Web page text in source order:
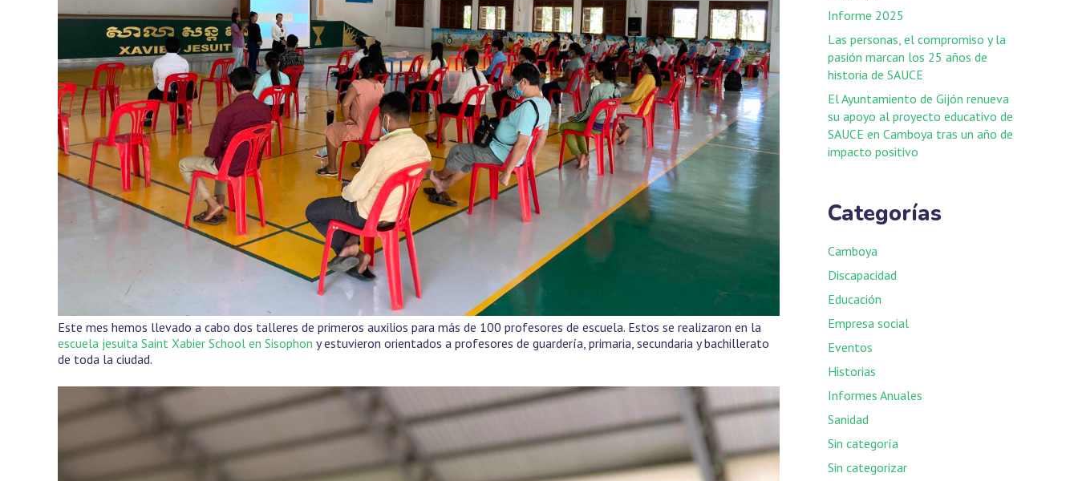
Este mes hemos llevado a cabo dos talleres de primeros auxilios para más de 100 profesores de escuela. Estos se realizaron en la
escuela jesuita Saint Xabier School en Sisophon y estuvieron orientados a profesores de guardería, primaria, secundaria y bachillerato
de toda la ciudad.
Informe 2025
Las personas, el compromiso y la
pasión marcan los 25 años de
historia de SAUCE
El Ayuntamiento de Gijón renueva
su apoyo al proyecto educativo de
SAUCE en Camboya tras un año de
impacto positivo
Categorías
Camboya
Discapacidad
Educación
Empresa social
Eventos
Historias
Informes Anuales
Sanidad
Sin categoría
Sin categorizar